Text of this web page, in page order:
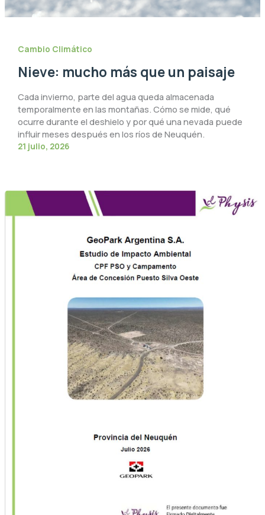
Cambio Climático
Nieve: mucho más que un paisaje
Cada invierno, parte del agua queda almacenada
temporalmente en las montañas. Cómo se mide, qué
ocurre durante el deshielo y por qué una nevada puede
influir meses después en los ríos de Neuquén.
21 julio, 2026